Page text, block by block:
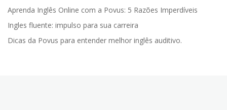
Aprenda Inglês Online com a Povus: 5 Razões Imperdíveis
Ingles fluente: impulso para sua carreira
Dicas da Povus para entender melhor inglês auditivo.